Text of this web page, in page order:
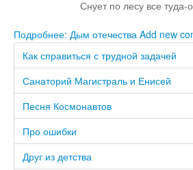
Снует по лесу все туда-
Подробнее: Дым отечества Add new
Как справиться с трудной задачей
Санаторий Магистраль и Енисей
Песня Космонавтов
Про ошибки
Друг из детства